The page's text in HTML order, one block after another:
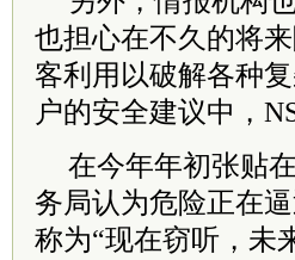
也担心在不久的将
客利用以破解各种
户的安全建议中，
在今年年初张贴
务局认为危险正在
称为“现在窃听，未